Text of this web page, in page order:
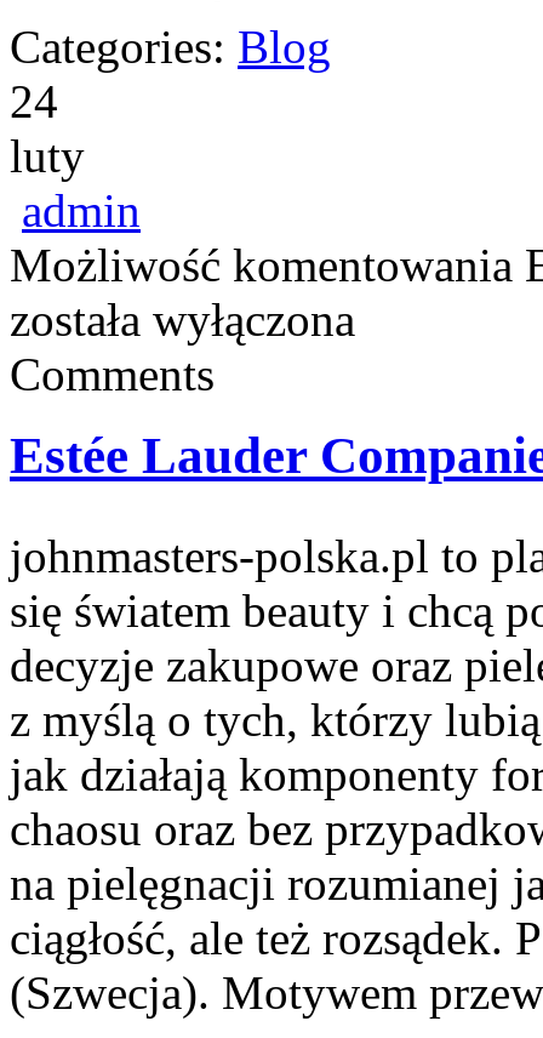
Categories: Blog
24
luty
admin
Możliwość komentowania
została wyłączona
Comments
Estée Lauder
johnmasters-polska.pl to
się światem beauty i chcą
decyzje zakupowe oraz
z myślą o tych, którzy
jak działają komponenty
chaosu oraz bez
na pielęgnacji rozumianej
ciągłość, ale też
(Szwecja). Motywem